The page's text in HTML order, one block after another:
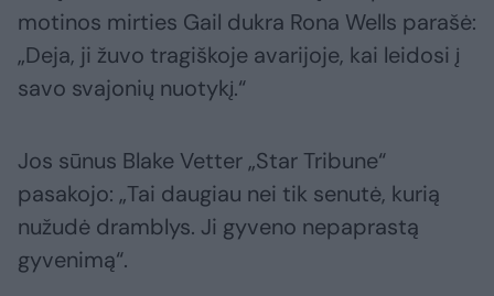
motinos mirties Gail dukra Rona Wells parašė:
„Deja, ji žuvo tragiškoje avarijoje, kai leidosi į
savo svajonių nuotykį.“
Jos sūnus Blake Vetter „Star Tribune“
pasakojo: „Tai daugiau nei tik senutė, kurią
nužudė dramblys. Ji gyveno nepaprastą
gyvenimą“.